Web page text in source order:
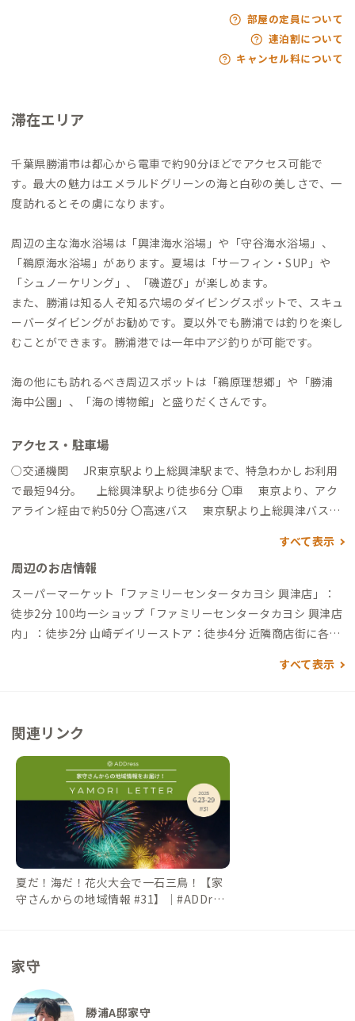
部屋の定員について
連泊割について
キャンセル料について
滞在エリア
千葉県勝浦市は都心から電車で約90分ほどでアクセス可能で
す。最大の魅力はエメラルドグリーンの海と白砂の美しさで、一
度訪れるとその虜になります。
周辺の主な海水浴場は「興津海水浴場」や「守谷海水浴場」、
「鵜原海水浴場」があります。夏場は「サーフィン・SUP」や
「シュノーケリング」、「磯遊び」が楽しめます。
また、勝浦は知る人ぞ知る穴場のダイビングスポットで、スキュ
ーバーダイビングがお勧めです。夏以外でも勝浦では釣りを楽し
むことができます。勝浦港では一年中アジ釣りが可能です。
海の他にも訪れるべき周辺スポットは「鵜原理想郷」や「勝浦
海中公園」、「海の博物館」と盛りだくさんです。
アクセス・駐車場
○交通機関 JR東京駅より上総興津駅まで、特急わかしお利用
で最短94分。 上総興津駅より徒歩6分 〇車 東京より、アク
アライン経由で約50分 〇高速バス 東京駅より上総興津バス停
すべて表示
周辺のお店情報
スーパーマーケット「ファミリーセンタータカヨシ 興津店」：
徒歩2分 100均一ショップ「ファミリーセンタータカヨシ 興津店
内」：徒歩2分 山崎デイリーストア：徒歩4分 近隣商店街に各種
フィン、おしだり寿司、リーフハウス、etc...、いずれも徒歩10
すべて表示
関連リンク
夏だ！海だ！花火大会で一石三鳥！【家
守さんからの地域情報 #31】｜#ADDres
家守
勝浦A邸家守